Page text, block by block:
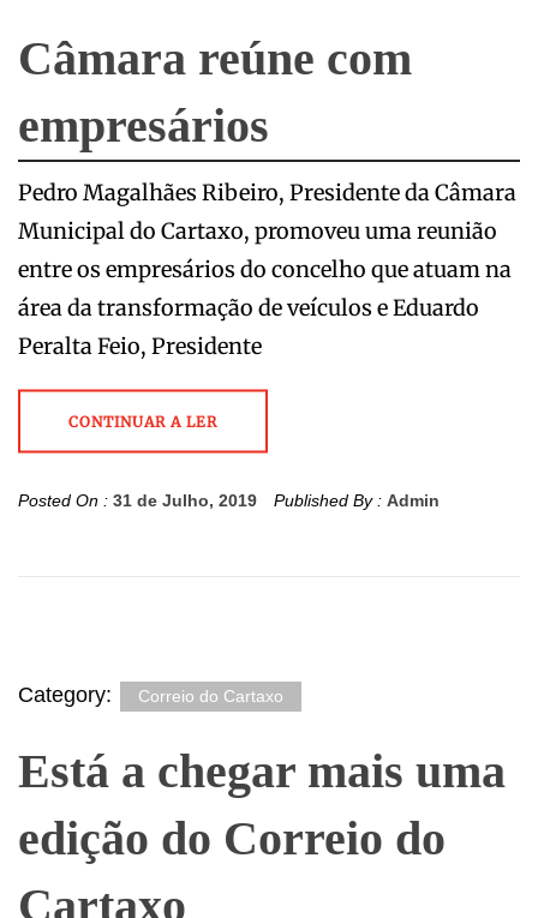
Câmara reúne com
empresários
Pedro Magalhães Ribeiro, Presidente da Câmara
Municipal do Cartaxo, promoveu uma reunião
entre os empresários do concelho que atuam na
área da transformação de veículos e Eduardo
Peralta Feio, Presidente
CONTINUAR A LER
Posted On : 31 de Julho, 2019 Published By : Admin
Category: Correio do Cartaxo
Está a chegar mais uma
edição do Correio do
Cartaxo